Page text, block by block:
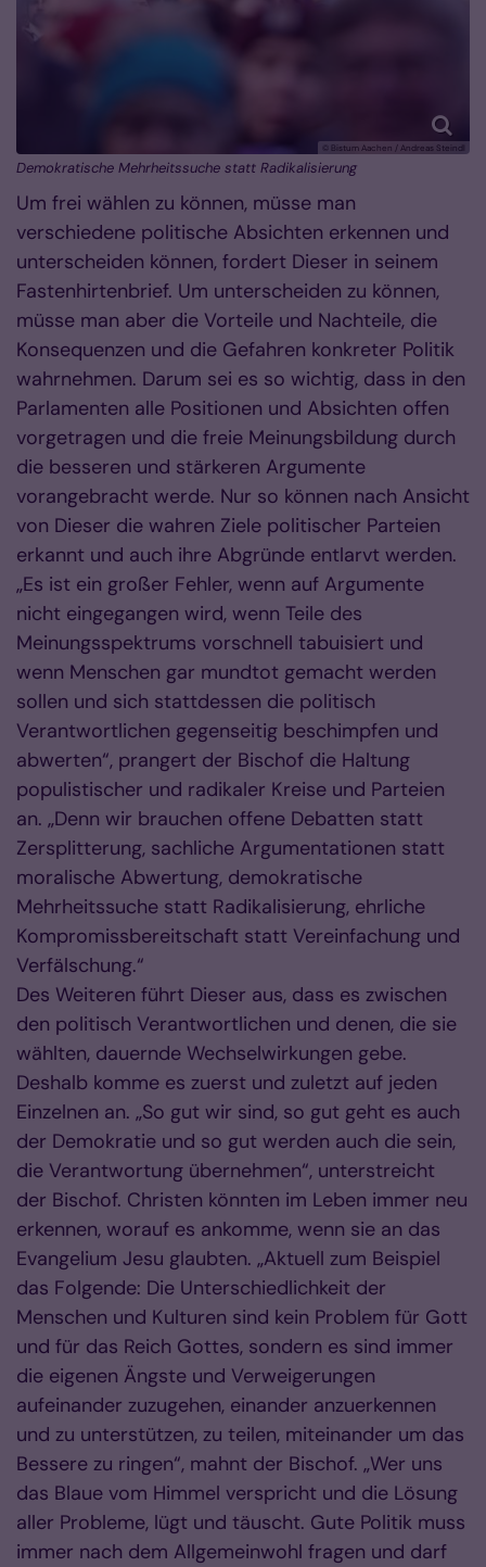
© Bistum Aachen / Andreas Steindl
Demokratische Mehrheitssuche statt Radikalisierung
Um frei wählen zu können, müsse man
verschiedene politische Absichten erkennen und
unterscheiden können, fordert Dieser in seinem
Fastenhirtenbrief. Um unterscheiden zu können,
müsse man aber die Vorteile und Nachteile, die
Konsequenzen und die Gefahren konkreter Politik
wahrnehmen. Darum sei es so wichtig, dass in den
Parlamenten alle Positionen und Absichten offen
vorgetragen und die freie Meinungsbildung durch
die besseren und stärkeren Argumente
vorangebracht werde. Nur so können nach Ansicht
von Dieser die wahren Ziele politischer Parteien
erkannt und auch ihre Abgründe entlarvt werden.
„Es ist ein großer Fehler, wenn auf Argumente
nicht eingegangen wird, wenn Teile des
Meinungsspektrums vorschnell tabuisiert und
wenn Menschen gar mundtot gemacht werden
sollen und sich stattdessen die politisch
Verantwortlichen gegenseitig beschimpfen und
abwerten“, prangert der Bischof die Haltung
populistischer und radikaler Kreise und Parteien
an. „Denn wir brauchen offene Debatten statt
Zersplitterung, sachliche Argumentationen statt
moralische Abwertung, demokratische
Mehrheitssuche statt Radikalisierung, ehrliche
Kompromissbereitschaft statt Vereinfachung und
Verfälschung.“
Des Weiteren führt Dieser aus, dass es zwischen
den politisch Verantwortlichen und denen, die sie
wählten, dauernde Wechselwirkungen gebe.
Deshalb komme es zuerst und zuletzt auf jeden
Einzelnen an. „So gut wir sind, so gut geht es auch
der Demokratie und so gut werden auch die sein,
die Verantwortung übernehmen“, unterstreicht
der Bischof. Christen könnten im Leben immer neu
erkennen, worauf es ankomme, wenn sie an das
Evangelium Jesu glaubten. „Aktuell zum Beispiel
das Folgende: Die Unterschiedlichkeit der
Menschen und Kulturen sind kein Problem für Gott
und für das Reich Gottes, sondern es sind immer
die eigenen Ängste und Verweigerungen
aufeinander zuzugehen, einander anzuerkennen
und zu unterstützen, zu teilen, miteinander um das
Bessere zu ringen“, mahnt der Bischof. „Wer uns
das Blaue vom Himmel verspricht und die Lösung
aller Probleme, lügt und täuscht. Gute Politik muss
immer nach dem Allgemeinwohl fragen und darf